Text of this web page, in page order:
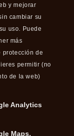
y mejorar
cambiar su
uso. Puede
más
protección de
permitir (no
de la web)
Analytics
Maps.